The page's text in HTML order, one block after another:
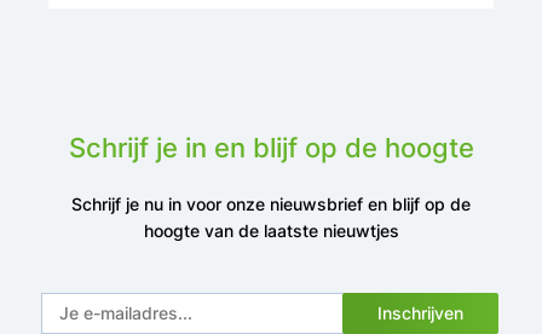
Schrijf je in en blijf op de hoogte
Schrijf je nu in voor onze nieuwsbrief en blijf op de
hoogte van de laatste nieuwtjes
Inschrijven